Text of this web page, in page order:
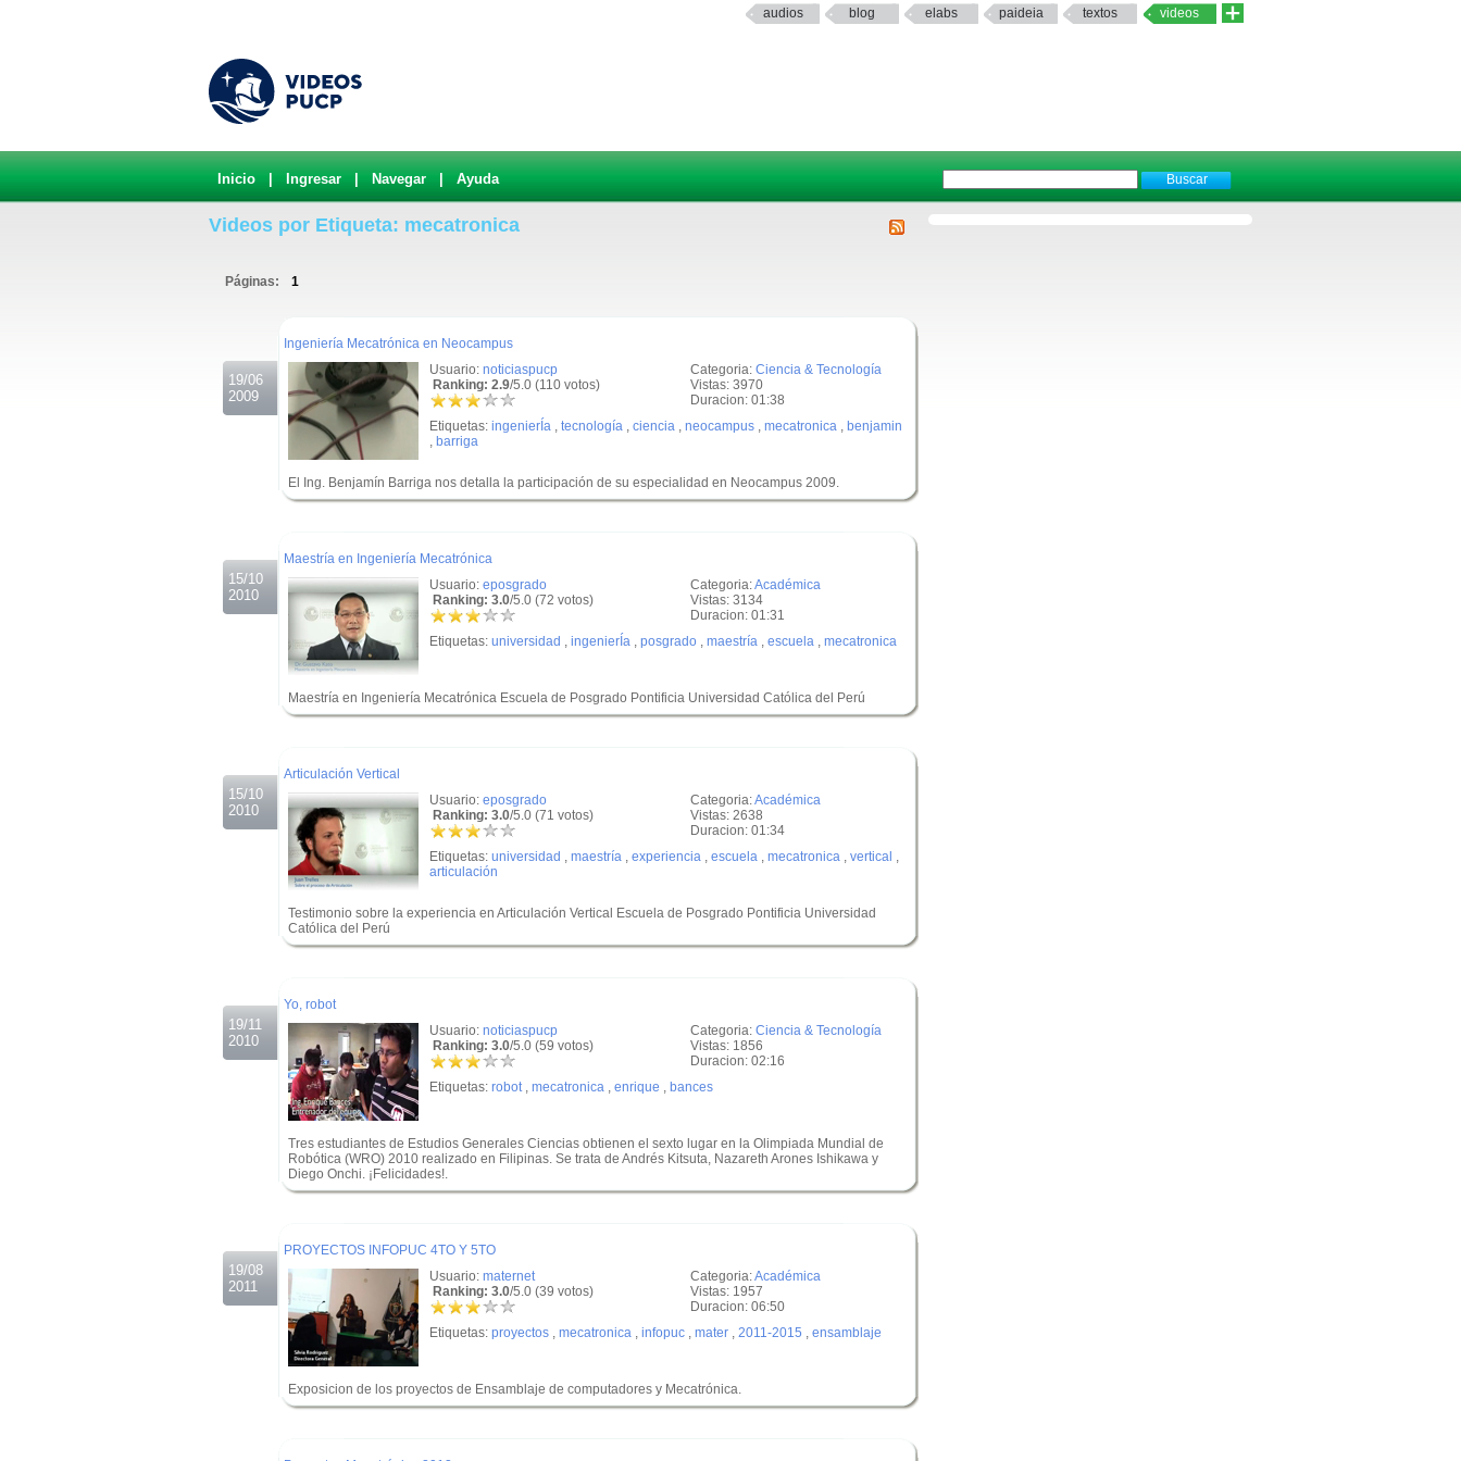
audios blog elabs paideia textos videos
Inicio Ingresar Navegar Ayuda
Videos por Etiqueta: mecatronica
Páginas: 1
19/06
2009
Ingeniería Mecatrónica en Neocampus
Categoria: Ciencia & Tecnología
Vistas: 3970
Duracion: 01:38
Usuario: noticiaspucp
Ranking: 2.9/5.0 (110 votos)
Etiquetas: ingenierÍa , tecnología , ciencia , neocampus , mecatronica , benjamin
, barriga
El Ing. Benjamín Barriga nos detalla la participación de su especialidad en Neocampus 2009.
15/10
2010
Maestría en Ingeniería Mecatrónica
Categoria:Académica
Vistas: 3134
Duracion: 01:31
Usuario: eposgrado
Ranking: 3.0/5.0 (72 votos)
Etiquetas: universidad , ingenierÍa , posgrado , maestría , escuela , mecatronica
Maestría en Ingeniería Mecatrónica Escuela de Posgrado Pontificia Universidad Católica del Perú
15/10
2010
Articulación Vertical
Categoria:Académica
Vistas: 2638
Duracion: 01:34
Usuario: eposgrado
Ranking: 3.0/5.0 (71 votos)
Etiquetas: universidad , maestría , experiencia , escuela , mecatronica , vertical ,
articulación
Testimonio sobre la experiencia en Articulación Vertical Escuela de Posgrado Pontificia Universidad
Católica del Perú
19/11
2010
Yo, robot
Categoria: Ciencia & Tecnología
Vistas: 1856
Duracion: 02:16
Usuario: noticiaspucp
Ranking: 3.0/5.0 (59 votos)
Etiquetas: robot, mecatronica , enrique , bances
Tres estudiantes de Estudios Generales Ciencias obtienen el sexto lugar en la Olimpiada Mundial de
Robótica (WRO) 2010 realizado en Filipinas. Se trata de Andrés Kitsuta, Nazareth Arones Ishikawa y
Diego Onchi. ¡Felicidades!.
19/08
2011
PROYECTOS INFOPUC 4TO Y 5TO
Categoria:Académica
Vistas: 1957
Duracion: 06:50
Usuario: maternet
Ranking: 3.0/5.0 (39 votos)
Etiquetas: proyectos , mecatronica , infopuc , mater , 2011-2015 , ensamblaje
Exposicion de los proyectos de Ensamblaje de computadores y Mecatrónica.